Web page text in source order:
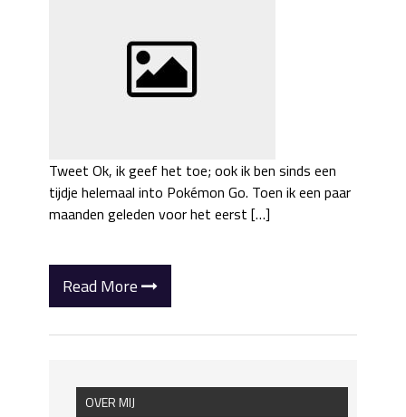
Tweet Ok, ik geef het toe; ook ik ben sinds een
tijdje helemaal into Pokémon Go. Toen ik een paar
maanden geleden voor het eerst […]
Read More
OVER MIJ